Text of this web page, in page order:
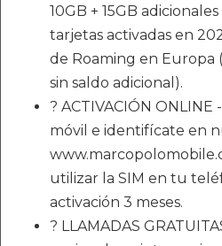
10GB + 15GB
tarjetas activadas en
de Roaming en Europa
sin saldo adicional).
? ACTIVACIÓN
móvil e identifícate en
utilizar la SIM en tu
activación 3 meses.
? LLAMADAS